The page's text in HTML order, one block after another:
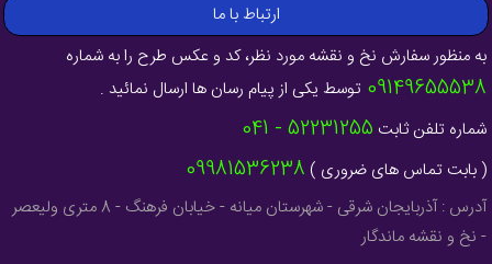
ارتباط با ما
به منظور سفارش نخ و نقشه مورد نظر، کد و عکس طرح را به شماره
09149655538 توسط یکی از پیام رسان ها ارسال نمائید .
شماره تلفن ثابت 52231255 - 041
( بابت تماس های ضروری ) 09981536238
آدرس : آذربایجان شرقی - شهرستان میانه - خیابان فرهنگ - 8 متری ولیعصر
- نخ و نقشه ماندگار